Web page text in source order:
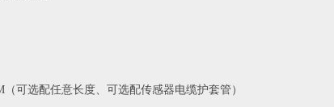
可选配任意长度、可选配传感器电缆护套管）